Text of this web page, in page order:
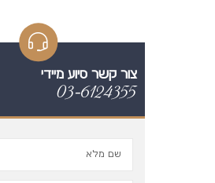
צור קשר סיוע מיידי
03-6124355